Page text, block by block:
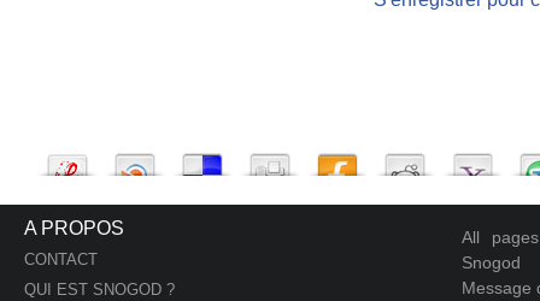
A PROPOS
CONTACT
QUI EST SNOGOD ?
All
Snogod
Message